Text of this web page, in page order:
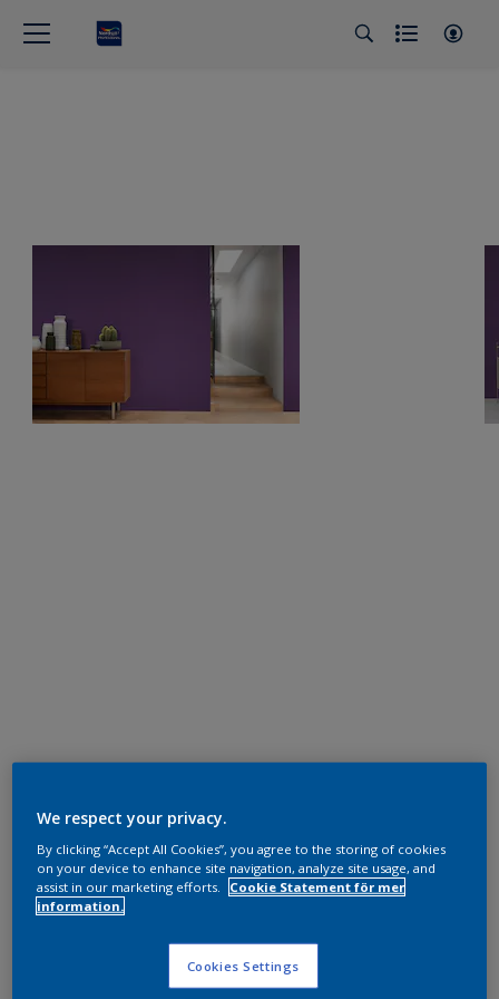
We respect your privacy.
By clicking “Accept All Cookies”, you agree to the storing of cookies
on your device to enhance site navigation, analyze site usage, and
assist in our marketing efforts.
Cookie Statement för mer
information.
Cookies Settings